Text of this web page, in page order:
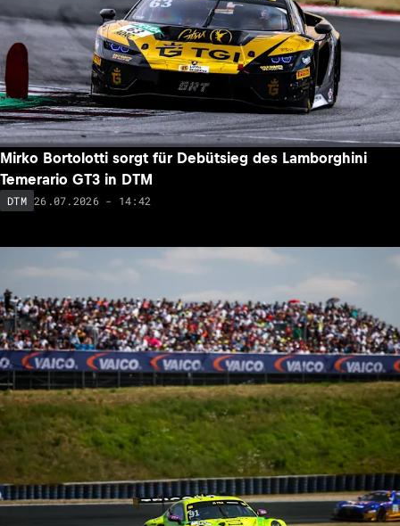
Mirko Bortolotti sorgt für Debütsieg des Lamborghini
Temerario GT3 in DTM
DTM 26.07.2026 - 14:42